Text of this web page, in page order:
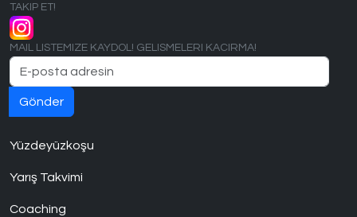
TAKIP ET!
MAIL LISTEMIZE KAYDOL! GELISMELERI KACIRMA!
Yüzdeyüzkoşu
Yarış Takvimi
Coaching